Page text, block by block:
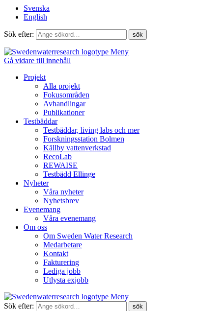
Svenska
English
Sök efter:
Meny
Gå vidare till innehåll
Projekt
Alla projekt
Fokusområden
Avhandlingar
Publikationer
Testbäddar
Testbäddar, living labs och mer
Forskningsstation Bolmen
Källby vattenverkstad
RecoLab
REWAISE
Testbädd Ellinge
Nyheter
Våra nyheter
Nyhetsbrev
Evenemang
Våra evenemang
Om oss
Om Sweden Water Research
Medarbetare
Kontakt
Fakturering
Lediga jobb
Utlysta exjobb
Meny
Sök efter: